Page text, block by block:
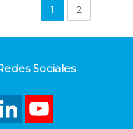
1 2
Sociales